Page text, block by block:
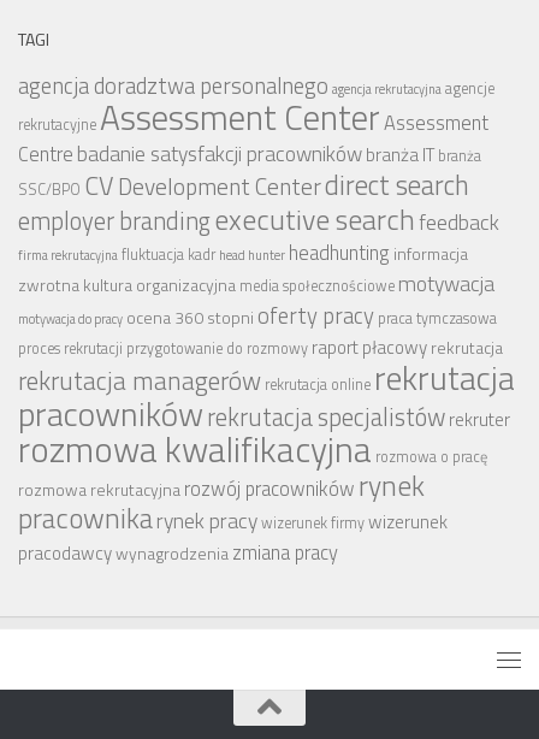
TAGI
agencja doradztwa personalnego agencja rekrutacyjnaagencje
rekrutacyjne Assessment CenterAssessment
Centre badanie satysfakcji pracownikówbranża IT branża
SSC/BPO CV Development Centerdirect search
employer brandingexecutive searchfeedback
firma rekrutacyjnafluktuacja kadr head hunter headhunting informacja
zwrotnakultura organizacyjna media społecznościowe motywacja
motywacja do pracy ocena 360 stopni oferty pracy praca tymczasowa
proces rekrutacji przygotowanie do rozmowy raport płacowyrekrutacja
rekrutacja managerów rekrutacja online rekrutacja
pracownikówrekrutacja specjalistówrekruter
rozmowa kwalifikacyjna rozmowa o pracę
rozmowa rekrutacyjnarozwój pracowników rynek
pracownikarynek pracywizerunek firmywizerunek
pracodawcywynagrodzeniazmiana pracy